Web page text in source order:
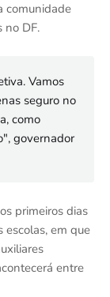
comunidade
no DF.
Vamos
seguro no
como
governador
primeiros dias
escolas, em que
entre